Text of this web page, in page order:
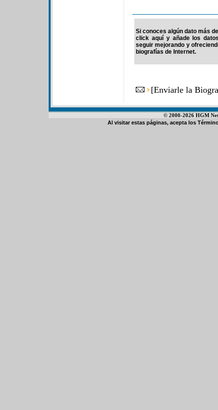
Si conoces algún dato más
click aquí y añade los
seguir mejorando y
biografías de Internet.
[Enviarle la
© 2000-2026 HGM
Al visitar estas páginas, acepta los